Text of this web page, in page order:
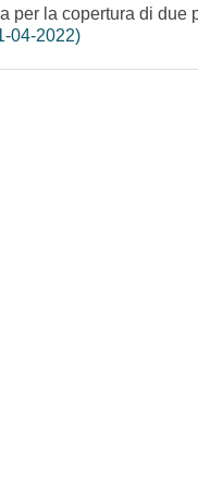
per la copertura di
04-2022)